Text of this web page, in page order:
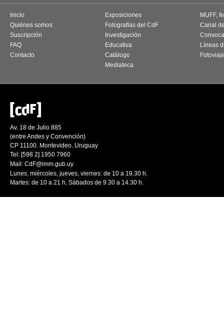
Inicio
Quiénes somos
Suscripción
FAQ
Contacto
Exposiciones
Fotografías del CdF
Investigación
Educativa
Catálogo
Mediateca
MUFF,
Canal
Líneas
Av. 18 de Julio 885
(entre Andes y Convención)
CP 11100. Montevideo. Uruguay
Tel: [598 2] 1950 7960
Mail: CdF@imm.gub.uy
Lunes, miércoles, jueves, viernes: de 10 a 19.30 h.
Martes: de 10 a 21 h. Sábados de 9.30 a 14.30 h.